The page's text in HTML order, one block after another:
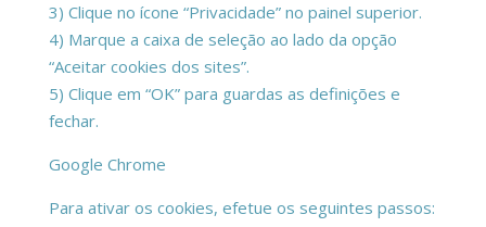
3) Clique no ícone “Privacidade” no painel superior.
4) Marque a caixa de seleção ao lado da opção
“Aceitar cookies dos sites”.
5) Clique em “OK” para guardas as definições e
fechar.
Google Chrome
Para ativar os cookies, efetue os seguintes passos: